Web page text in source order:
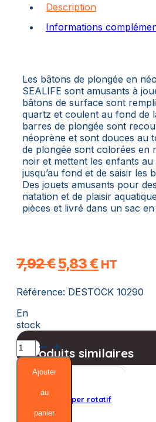
Description
Informations
Les bâtons de plongée en
SEALIFE sont amusants à
bâtons de surface sont
quartz et coulent au fond de
barres de plongée sont
néoprène et sont douces au
de plongée sont colorées en
noir et mettent les enfants
jusqu’au fond et de saisir les
Des jouets amusants pour
natation et de plaisir
pièces et livré dans un sac
7,92€Le
initial
7,92 €.
5,83€Le
actuel
5,83 €.
HT
Référence: DESTOCK 10290
En
stock
quantité
de
Batons
Plongee
Sealife®
Ajouter
au
panier
Produits similaires
Cardi’eau Stepper rotatif
reconditionné